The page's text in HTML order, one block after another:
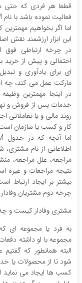
قطعا هر فردی که حتی
این ابزار ارزشمند نقش
در چرخه ارتباطی فوق
ای برای یادآوری و
مارکت عمل می کند، چه
خدمات پس از فروش و تهیه
روند مالی و یا تعاملاتی
کار و کسب یا سازمان
اطلاعاتی از نام مشتری،
مراجعه، علل مراجعه،
بیشتر بر ایجاد ارتباط
چرخه دوم مشتریان
مشتری وفادار کیست و چه
به فرد یا مجموعه ای
مجموعه با او داشته
البته همانطور که
شود تا از محصولات یا
کسب ها ایجاد می نماید